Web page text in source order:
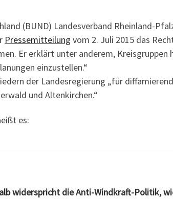
(BUND) Landesverband Rheinland-
Pressemitteilung vom 2. Juli 2015 das
Er erklärt unter anderem, Kreisgruppen
einzustellen.“
der Landesregierung „für
und Altenkirchen.“
es:
widerspricht die Anti-Windkraft-Politik,